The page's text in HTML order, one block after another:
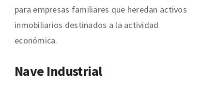
para empresas familiares que heredan activos
inmobiliarios destinados a la actividad
económica.
Nave Industrial